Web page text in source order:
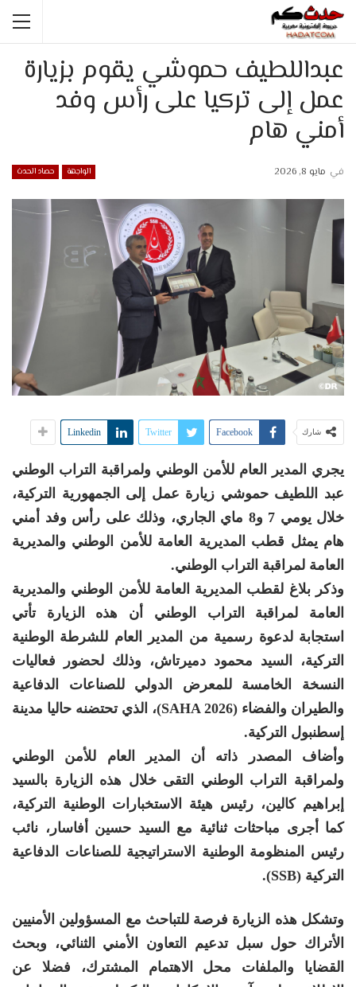
عبداللطيف حموشي يقوم بزيارة
عمل إلى تركيا على رأس وفد
أمني هام
الواجهة حصاد الحدث في مايو 8, 2026
شارك Facebook
Twitter
Linkedin
يجري المدير العام للأمن الوطني ولمراقبة التراب الوطني
عبد اللطيف حموشي زيارة عمل إلى الجمهورية التركية،
خلال يومي 7 و8 ماي الجاري، وذلك على رأس وفد أمني
هام يمثل قطب المديرية العامة للأمن الوطني والمديرية
العامة لمراقبة التراب الوطني.
وذكر بلاغ لقطب المديرية العامة للأمن الوطني والمديرية
العامة لمراقبة التراب الوطني أن هذه الزيارة تأتي
استجابة لدعوة رسمية من المدير العام للشرطة الوطنية
التركية، السيد محمود دميرتاش، وذلك لحضور فعاليات
النسخة الخامسة للمعرض الدولي للصناعات الدفاعية
والطيران والفضاء (SAHA 2026)، الذي تحتضنه حاليا مدينة
إسطنبول التركية.
وأضاف المصدر ذاته أن المدير العام للأمن الوطني
ولمراقبة التراب الوطني التقى خلال هذه الزيارة بالسيد
إبراهيم كالين، رئيس هيئة الاستخبارات الوطنية التركية،
كما أجرى مباحثات ثنائية مع السيد حسين أفاسار، نائب
رئيس المنظومة الوطنية الاستراتيجية للصناعات الدفاعية
التركية (SSB).
وتشكل هذه الزيارة فرصة للتباحث مع المسؤولين الأمنيين
الأتراك حول سبل تدعيم التعاون الأمني الثنائي، وبحث
القضايا والملفات محل الاهتمام المشترك، فضلا عن